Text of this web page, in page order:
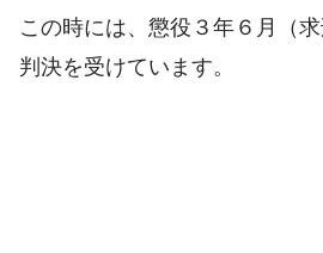
この時には、懲役３年６月（
判決を受けています。